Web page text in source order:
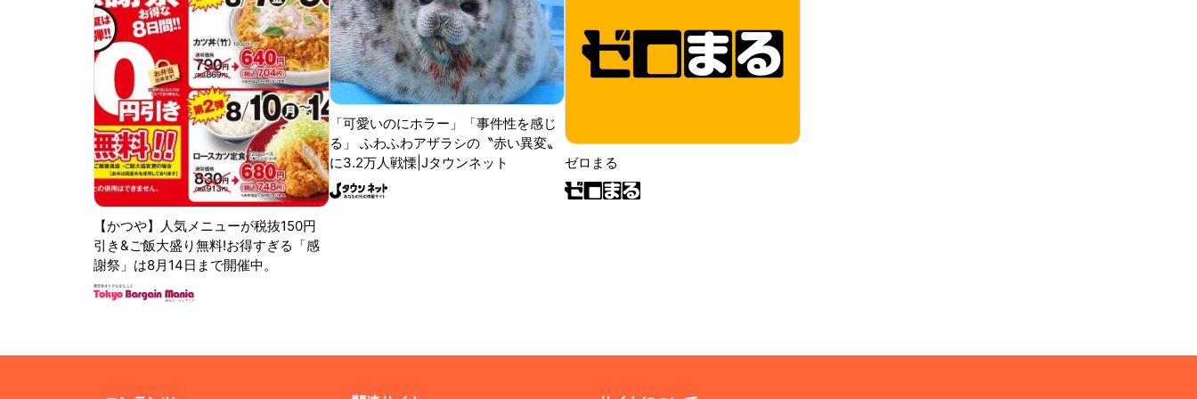
【かつや】人気メニューが税抜150円
引き&ご飯大盛り無料!お得すぎる「感
謝祭」は8月14日まで開催中。
「可愛いのにホラー」「事件性を感じ
る」 ふわふわアザラシの〝赤い異変〟
に3.2万人戦慄|Jタウンネット
ゼロまる